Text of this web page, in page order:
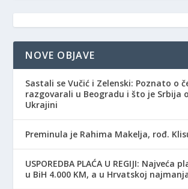
NOVE OBJAVE
Sastali se Vučić i Zelenski: Poznato o
razgovarali u Beogradu i što je Srbija
Ukrajini
Preminula je Rahima Makelja, rođ.
USPOREDBA PLAĆA U REGIJI: Najveća
u BiH 4.000 KM, a u Hrvatskoj